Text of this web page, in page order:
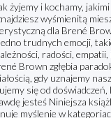
żyjemy i kochamy,
wyśmienitą
dla Brené
trudnych emocji,
radości,
Brown zgłębia
gdy uznajemy
się od
jesteś Niniejsza
myślenie w